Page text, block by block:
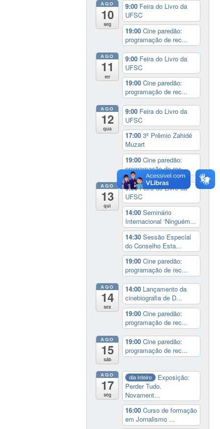
AGO
10
seg
9:00 Feira do Livro da
UFSC
19:00Cine paredão:
programação de rec...
AGO
11
ter
9:00 Feira do Livro da
UFSC
19:00Cine paredão:
programação de rec...
AGO
12
qua
9:00 Feira do Livro da
UFSC
17:003º Prêmio Zahidé
Muzart
19:00Cine paredão:
programação de rec...
AGO
13
qui
9:00Feira do Livro da
UFSC
14:00Seminário
Internacional ‘Ninguém...
14:30Sessão Especial
do Conselho Esta...
19:00Cine paredão:
programação de rec...
AGO
14
sex
14:00 Lançamento da
cinebiografia de D...
19:00Cine paredão:
programação de rec...
AGO
15
sáb
19:00Cine paredão:
programação de rec...
AGO
17
seg
dia inteiro
Exposição:
Perder Tudo.
Novament...
16:00Curso de formação
em Jornalismo ...